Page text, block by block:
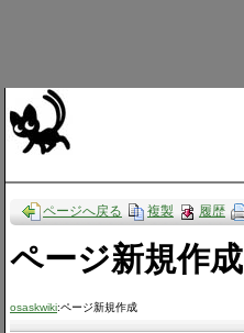
ページへ戻る 複製 履歴
ページ新規作成
osaskwiki:ページ新規作成